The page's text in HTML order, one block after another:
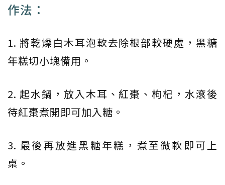
作法：
1. 將乾燥白木耳泡軟去除根部較硬處，黑糖
年糕切小塊備用。
2. 起水鍋，放入木耳、紅棗、枸杞，水滾後
待紅棗煮開即可加入糖。
3. 最後再放進黑糖年糕，煮至微軟即可上
桌。